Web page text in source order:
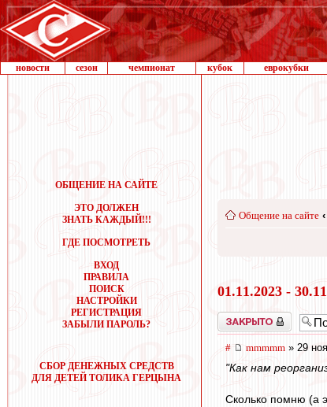
новости сезон чемпионат кубок еврокубки
ОБЩЕНИЕ НА САЙТЕ
ЭТО ДОЛЖЕН
ЗНАТЬ КАЖДЫЙ!!!
ГДЕ ПОСМОТРЕТЬ
ВХОД
ПРАВИЛА
ПОИСК
НАСТРОЙКИ
РЕГИСТРАЦИЯ
ЗАБЫЛИ ПАРОЛЬ?
СБОР ДЕНЕЖНЫХ СРЕДСТВ
ДЛЯ ДЕТЕЙ ТОЛИКА ГЕРЦЫНА
Общение на сайте ‹
01.11.2023 -
Закрыто
# mmmmm » 29
"Как нам
Сколько помню (а